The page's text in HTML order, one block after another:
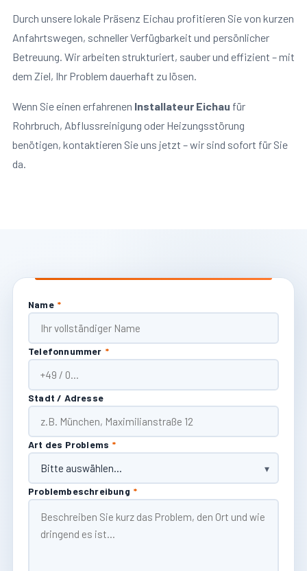
Durch unsere lokale Präsenz Eichau profitieren Sie von kurzen
Anfahrtswegen, schneller Verfügbarkeit und persönlicher
Betreuung. Wir arbeiten strukturiert, sauber und effizient – mit
dem Ziel, Ihr Problem dauerhaft zu lösen.
Wenn Sie einen erfahrenen Installateur Eichau für
Rohrbruch, Abflussreinigung oder Heizungsstörung
benötigen, kontaktieren Sie uns jetzt – wir sind sofort für Sie
da.
Name *
Telefonnummer *
Stadt / Adresse
Art des Problems *
Problembeschreibung *